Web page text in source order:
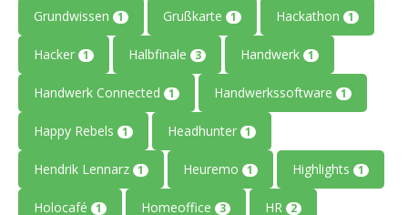
Grundwissen 1 Grußkarte 1 Hackathon 1
Hacker 1 Halbfinale 3 Handwerk 1
Handwerk Connected 1 Handwerkssoftware 1
Happy Rebels 1 Headhunter 1
Hendrik Lennarz 1 Heuremo 1 Highlights 1
Holocafé 1 Homeoffice 3 HR 2